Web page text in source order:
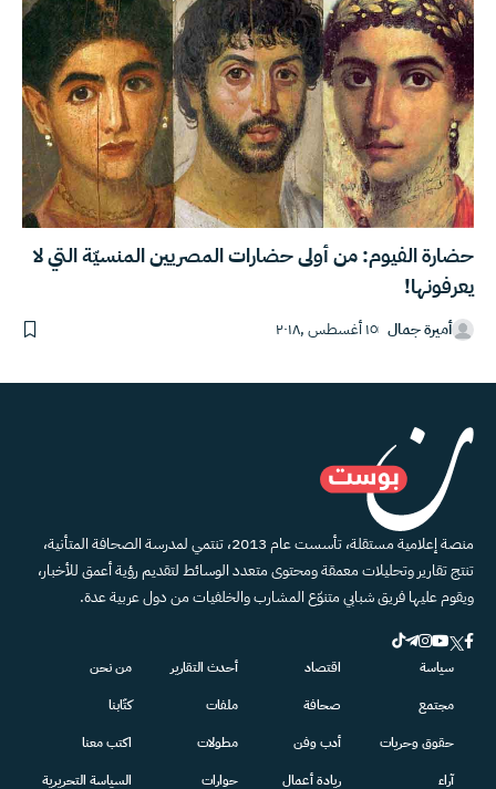
حضارة الفيوم: من أولى حضارات المصريين المنسيّة التي لا
يعرفونها!
أميرة جمال ١٥ أغسطس ,٢٠١٨
منصة إعلامية مستقلة، تأسست عام 2013، تنتمي لمدرسة الصحافة المتأنية،
تنتج تقارير وتحليلات معمقة ومحتوى متعدد الوسائط لتقديم رؤية أعمق للأخبار،
ويقوم عليها فريق شبابي متنوّع المشارب والخلفيات من دول عربية عدة.
سياسة
مجتمع
حقوق وحريات
آراء
اقتصاد
صحافة
أدب وفن
ريادة أعمال
أحدث التقارير
ملفات
مطولات
حوارات
من نحن
كتّابنا
اكتب معنا
السياسة التحريرية